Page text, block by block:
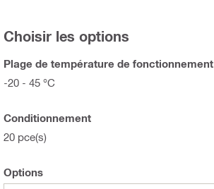
Choisir les options
Plage de température de fonctionnement
-20 - 45 °C
Conditionnement
20 pce(s)
Options